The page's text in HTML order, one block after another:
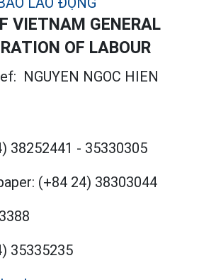
VIETNAM GENERAL
OF LABOUR
NGUYEN NGOC HIEN
38252441 - 35330305
(+84 24) 38303044
35335235